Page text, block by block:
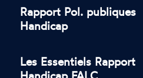
Rapport Pol. publiques
Handicap
Les Essentiels Rapport